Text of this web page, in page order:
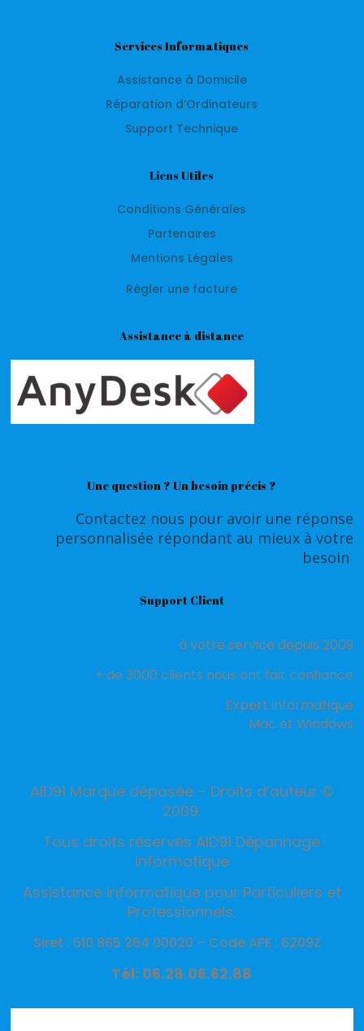
Services Informatiques
Assistance à Domicile
Réparation d’Ordinateurs
Support Technique
Liens Utiles
Conditions Générales
Partenaires
Mentions Légales
Règler une facture
Assistance à distance
Une question ? Un besoin précis ?
Contactez nous pour avoir une réponse
personnalisée répondant au mieux à votre
besoin
Support Client
à votre service depuis 2009
+ de 3000 clients nous ont fait confiance
Expert informatique
Mac et Windows
AID91 Marque déposée – Droits d’auteur ©
2009.
Tous droits réservés AID91 Dépannage
informatique
Assistance informatique pour Particuliers et
Professionnels.
Siret : 510 865 264 00020 – Code APE : 6209Z
Tél: 06.28.06.62.88